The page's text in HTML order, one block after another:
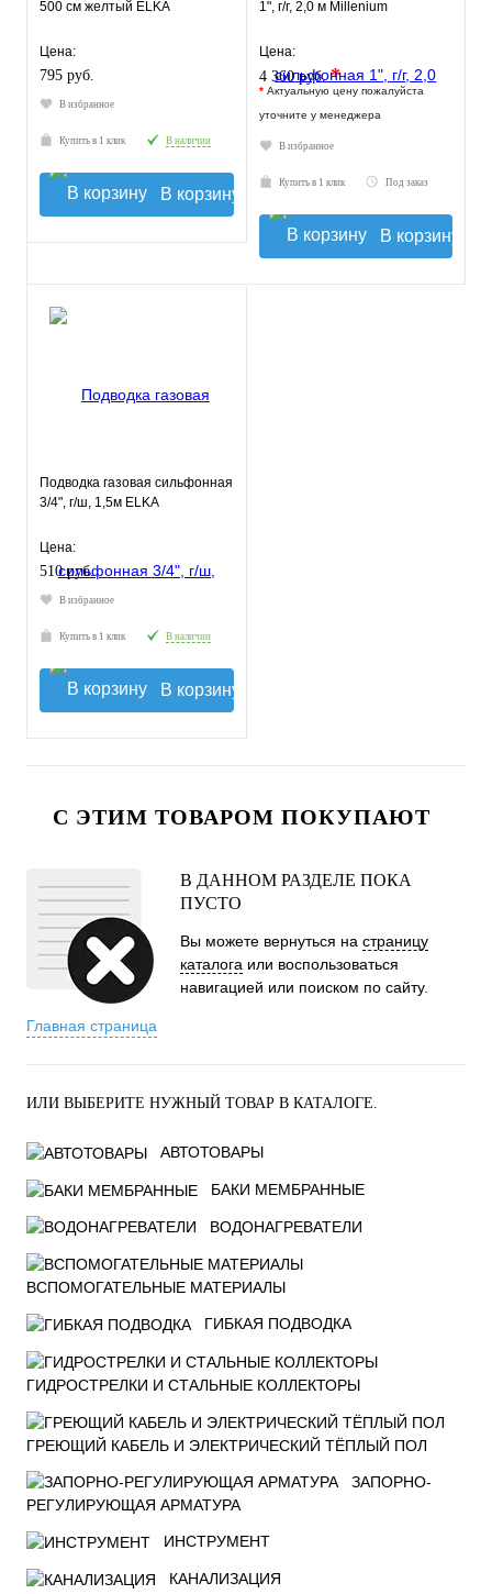
500 см желтый ELKA
Цена:
795 руб.
В избранное
Купить в 1 клик В наличии
В корзину
1", г/г, 2,0 м Millenium
Цена:
4 360 руб.*
* Актуальную цену пожалуйста
уточните у менеджера
В избранное
Купить в 1 клик Под заказ
В корзину
Подводка газовая сильфонная
3/4", г/ш, 1,5м ELKA
Цена:
510 руб.
В избранное
Купить в 1 клик В наличии
В корзину
С ЭТИМ ТОВАРОМ ПОКУПАЮТ
В ДАННОМ РАЗДЕЛЕ ПОКА
ПУСТО
Вы можете вернуться на страницу
каталога или воспользоваться
навигацией или поиском по сайту.
Главная страница
ИЛИ ВЫБЕРИТЕ НУЖНЫЙ ТОВАР В КАТАЛОГЕ.
АВТОТОВАРЫ
БАКИ МЕМБРАННЫЕ
ВОДОНАГРЕВАТЕЛИ
ВСПОМОГАТЕЛЬНЫЕ МАТЕРИАЛЫ
ГИБКАЯ ПОДВОДКА
ГИДРОСТРЕЛКИ И СТАЛЬНЫЕ КОЛЛЕКТОРЫ
ГРЕЮЩИЙ КАБЕЛЬ И ЭЛЕКТРИЧЕСКИЙ ТЁПЛЫЙ ПОЛ
ЗАПОРНО-
РЕГУЛИРУЮЩАЯ АРМАТУРА
ИНСТРУМЕНТ
КАНАЛИЗАЦИЯ